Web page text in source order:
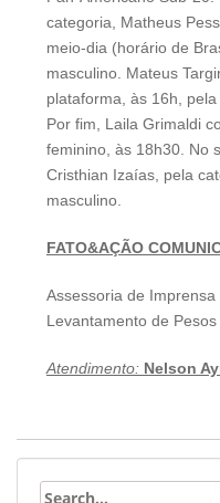
categoria, Matheus
meio-dia (horário de
masculino. Mateus
plataforma, às 16h,
Por fim, Laila Grimaldi
feminino, às 18h30. No
Cristhian Izaías, pela
masculino.
FATO&AÇÃO
Assessoria de
Levantamento de Pesos
Atendimento: Nelson